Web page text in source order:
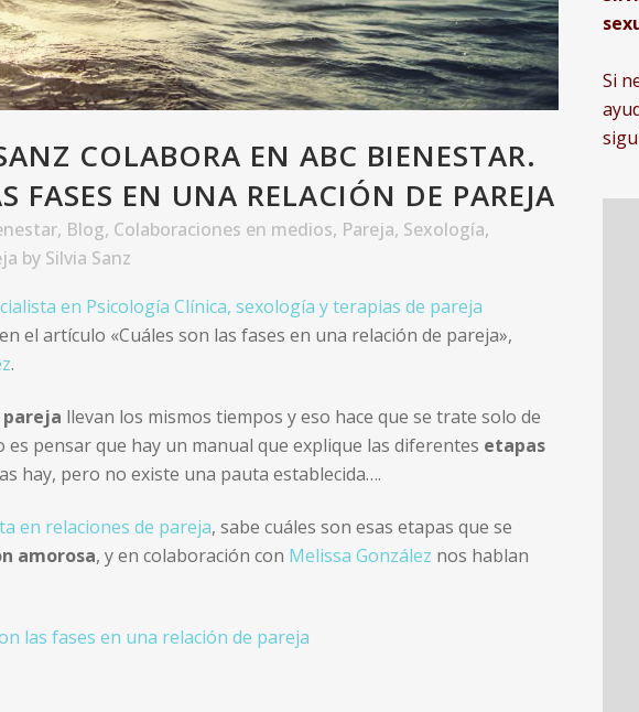
COLABORA EN ABC BIENESTAR.
FASES EN UNA RELACIÓN DE PAREJA
, Blog, Colaboraciones en medios, Pareja, Sexología,
by Silvia Sanz
en Psicología Clínica, sexología y terapias de pareja
el artículo «Cuáles son las fases en una relación de pareja»,
.
pareja llevan los mismos tiempos y eso hace que se trate solo de
pensar que hay un manual que explique las diferentes etapas
hay, pero no existe una pauta establecida….
en relaciones de pareja, sabe cuáles son esas etapas que se
amorosa, y en colaboración con Melissa González nos hablan
las fases en una relación de pareja
Si